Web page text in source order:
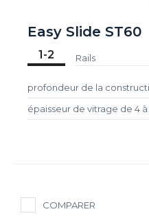
Easy Slide ST60
1-2 Rails
profondeur de la
épaisseur de vitrage de 4
COMPARER